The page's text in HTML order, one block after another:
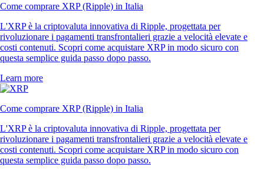
Come comprare XRP (Ripple) in Italia
L'XRP è la criptovaluta innovativa di Ripple, progettata per
rivoluzionare i pagamenti transfrontalieri grazie a velocità elevate e
costi contenuti. Scopri come acquistare XRP in modo sicuro con
questa semplice guida passo dopo passo.
Learn more
Come comprare XRP (Ripple) in Italia
L'XRP è la criptovaluta innovativa di Ripple, progettata per
rivoluzionare i pagamenti transfrontalieri grazie a velocità elevate e
costi contenuti. Scopri come acquistare XRP in modo sicuro con
questa semplice guida passo dopo passo.